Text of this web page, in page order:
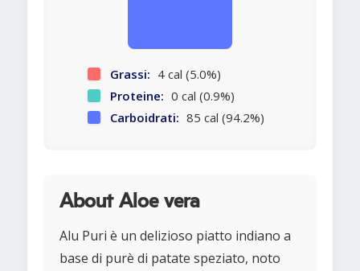
Grassi: 4 cal (5.0%)
Proteine: 0 cal (0.9%)
Carboidrati: 85 cal (94.2%)
About Aloe vera
Alu Puri è un delizioso piatto indiano a
base di purè di patate speziato, noto